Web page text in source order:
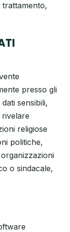
presso gli
sensibili,
rivelare
religiose
politiche,
o sindacale,